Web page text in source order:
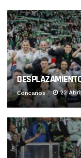
Concanos 22